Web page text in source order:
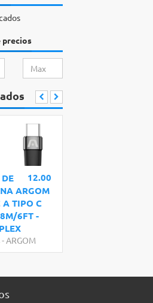
precios
12.00
ARGOM
A TIPO C
6FT -
-ARGOM